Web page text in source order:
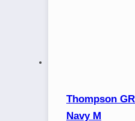
Thompson
Navy M